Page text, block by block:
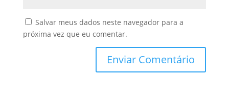
Salvar meus dados neste navegador para a
próxima vez que eu comentar.